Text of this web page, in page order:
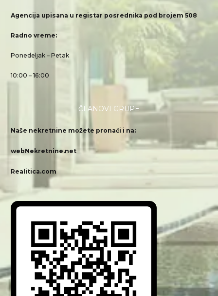
Agencija upisana u registar posrednika pod brojem 508
Radno vreme:
Ponedeljak – Petak
10:00 – 16:00
ČLANOVI GRUPE
Naše nekretnine možete pronaći i na:
webNekretnine.net
Realitica.com